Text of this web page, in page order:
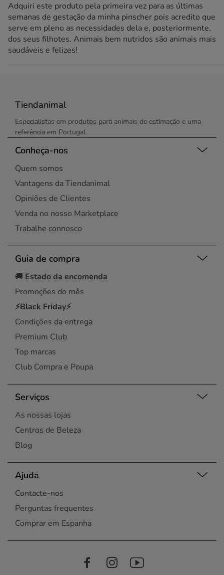
Adquiri este produto pela primeira vez para as últimas
semanas de gestação da minha pinscher pois acredito que
serve em pleno as necessidades dela e, posteriormente,
dos seus filhotes. Animais bem nutridos são animais mais
saudáveis e felizes!
Tiendanimal
Especialistas em produtos para animais de estimação e uma
referência em Portugal.
Conheça-nos
Quem somos
Vantagens da Tiendanimal
Opiniões de Clientes
Venda no nosso Marketplace
Trabalhe connosco
Guia de compra
🚚 Estado da encomenda
Promoções do mês
⚡Black Friday⚡
Condições da entrega
Premium Club
Top marcas
Club Compra e Poupa
Serviços
As nossas lojas
Centros de Beleza
Blog
Ajuda
Contacte-nos
Perguntas frequentes
Comprar em Espanha